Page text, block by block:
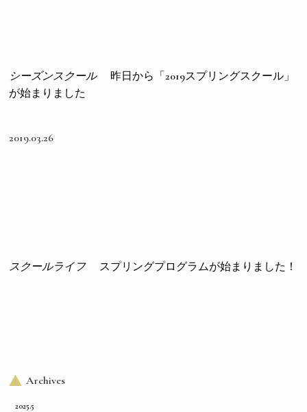
シーズンスクール
昨日から「2019スプリングスクール」
が始まりました
2019.03.26
スクールライフ スプリングプログラムが始まりました！
Archives
2025.5